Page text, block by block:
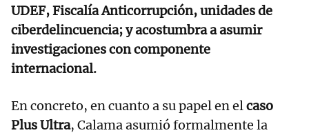
UDEF, Fiscalía Anticorrupción, unidades de
ciberdelincuencia; y acostumbra a asumir
investigaciones con componente
internacional.
En concreto, en cuanto a su papel en elcaso
Plus Ultra, Calama asumió formalmente la